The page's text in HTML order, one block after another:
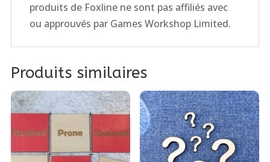
produits de Foxline ne sont pas affiliés avec
ou approuvés par Games Workshop Limited.
Produits similaires